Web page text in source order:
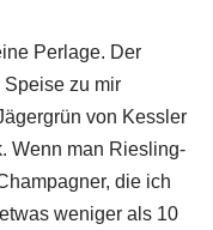
Perlage. Der
Speise zu mir
von Kessler
Wenn man Riesling-
die ich
weniger als 10